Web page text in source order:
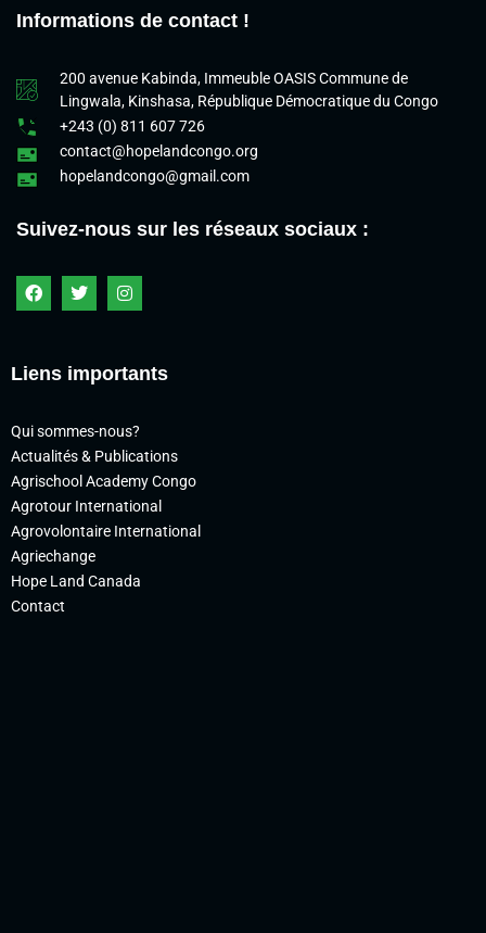
Informations de contact !
200 avenue Kabinda, Immeuble OASIS Commune de
Lingwala, Kinshasa, République Démocratique du Congo
+243 (0) 811 607 726
contact@hopelandcongo.org
hopelandcongo@gmail.com
Suivez-nous sur les réseaux sociaux :
Liens importants
Qui sommes-nous?
Actualités & Publications
Agrischool Academy Congo
Agrotour International
Agrovolontaire International
Agriechange
Hope Land Canada
Contact